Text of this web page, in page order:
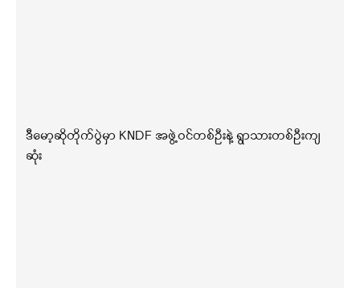
ဒီမော့ဆိုတိုက်ပွဲမှာ KNDF အဖွဲ့ဝင်တစ်ဦးနဲ့ ရွာသားတစ်ဦးကျ
ဆုံး